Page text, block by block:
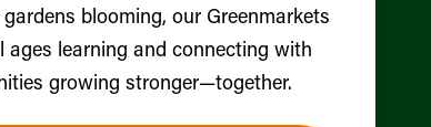
blooming, our Greenmarkets
ages learning and connecting with
growing stronger—together.